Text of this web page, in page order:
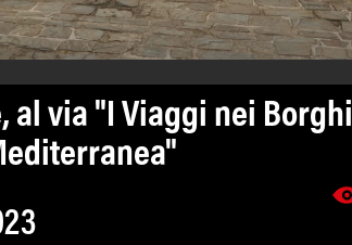
al via "I Viaggi nei Borghi